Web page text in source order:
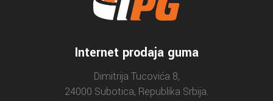
Internet prodaja guma
Dimitrija Tucovića 8,
24000 Subotica, Republika Srbija.